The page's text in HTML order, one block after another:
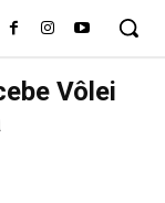
Vôlei